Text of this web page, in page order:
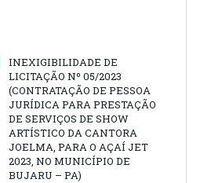
INEXIGIBILIDADE DE
LICITAÇÃO Nº 05/2023
(CONTRATAÇÃO DE PESSOA
JURÍDICA PARA PRESTAÇÃO
DE SERVIÇOS DE SHOW
ARTÍSTICO DA CANTORA
JOELMA, PARA O AÇAÍ JET
2023, NO MUNICÍPIO DE
BUJARU – PA)